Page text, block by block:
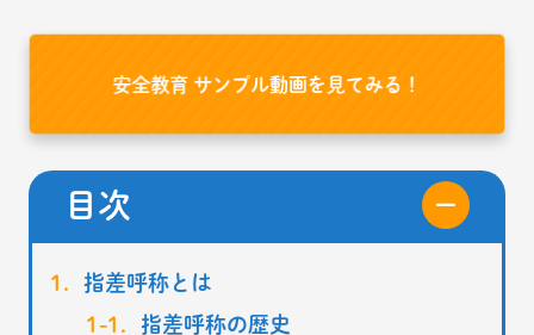
安全教育 サンプル動画を見てみる！
目次
指差呼称とは
指差呼称の歴史